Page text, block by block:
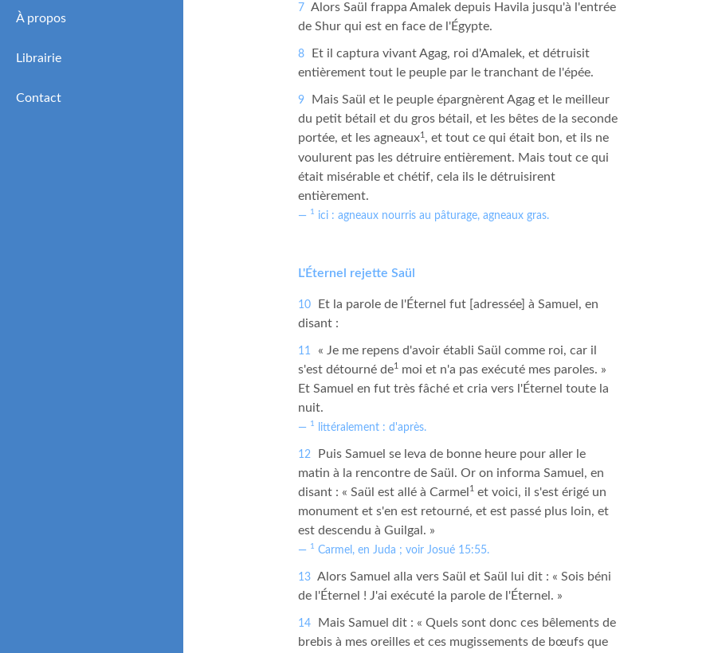
À propos
Librairie
Contact
7
Alors Saül frappa Amalek depuis Havila jusqu'à l'entrée
de Shur qui est en face de l'Égypte.
8
Et il captura vivant Agag, roi d'Amalek, et détruisit
entièrement tout le peuple par le tranchant de l'épée.
9
Mais Saül et le peuple épargnèrent Agag et le meilleur
du petit bétail et du gros bétail, et les bêtes de la seconde
portée, et les agneaux1 , et tout ce qui était bon, et ils ne
voulurent pas les détruire entièrement. Mais tout ce qui
était misérable et chétif, cela ils le détruisirent
entièrement.
1 ici : agneaux nourris au pâturage, agneaux gras.
L'Éternel rejette Saül
10
Et la parole de l'Éternel fut [adressée] à Samuel, en
disant :
11
« Je me repens d'avoir établi Saül comme roi, car il
s'est détourné de1
moi et n'a pas exécuté mes paroles. »
Et Samuel en fut très fâché et cria vers l'Éternel toute la
nuit.
1 littéralement : d'après.
12
Puis Samuel se leva de bonne heure pour aller le
matin à la rencontre de Saül. Or on informa Samuel, en
disant : « Saül est allé à Carmel 1
et voici, il s'est érigé un
monument et s'en est retourné, et est passé plus loin, et
est descendu à Guilgal. »
1 Carmel, en Juda ; voir Josué 15:55.
13 Alors Samuel alla vers Saül et Saül lui dit : « Sois béni
de l'Éternel ! J'ai exécuté la parole de l'Éternel. »
14
Mais Samuel dit : « Quels sont donc ces bêlements de
brebis à mes oreilles et ces mugissements de bœufs que